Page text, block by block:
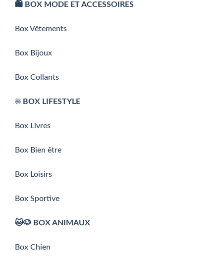
🛍️ BOX MODE ET ACCESSOIRES
Box Vêtements
Box Bijoux
Box Collants
☀️ BOX LIFESTYLE
Box Livres
Box Bien être
Box Loisirs
Box Sportive
🐱🐶 BOX ANIMAUX
Box Chien